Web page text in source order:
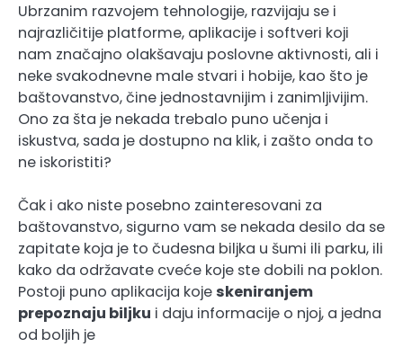
Ubrzanim razvojem tehnologije, razvijaju se i
najrazličitije platforme, aplikacije i softveri koji
nam značajno olakšavaju poslovne aktivnosti, ali i
neke svakodnevne male stvari i hobije, kao što je
baštovanstvo, čine jednostavnijim i zanimljivijim.
Ono za šta je nekada trebalo puno učenja i
iskustva, sada je dostupno na klik, i zašto onda to
ne iskoristiti?
Čak i ako niste posebno zainteresovani za
baštovanstvo, sigurno vam se nekada desilo da se
zapitate koja je to čudesna biljka u šumi ili parku, ili
kako da održavate cveće koje ste dobili na poklon.
Postoji puno aplikacija koje skeniranjem
prepoznaju biljku i daju informacije o njoj, a jedna
od boljih je